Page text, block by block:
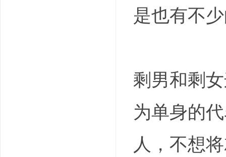
是也有不
剩男和剩
为单身的
人，不想